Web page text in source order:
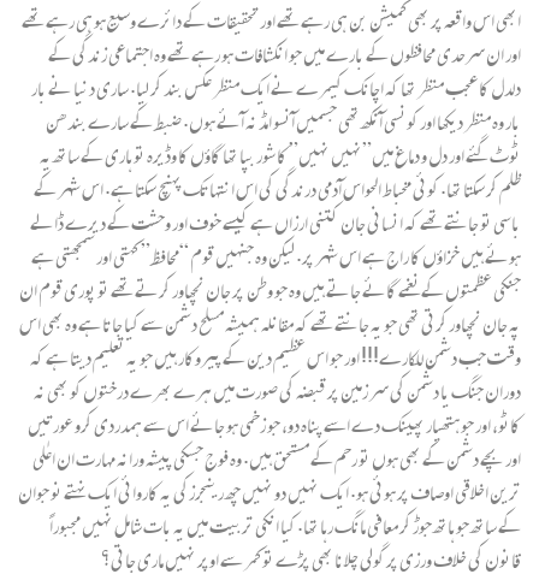
ابھی اس واقعہ پر بھی کمیشن بن ہی رہے تھے اور تحقیقات کے دائرے وسیع ہو ہی رہے تھے
اور ان سرحدی محافظوں کے بارے میں جو انکشافات ہو رہے تھے وہ اجتماعی زندگی کے
دلدل کا عجب منظر تھا کہ اچانک کیمرے نے ایک منظر عکس بند کر لیا. ساری دنیا نے بار
بار وہ منظر دیکھا اور کونسی آنکھ تھی جسمیں آنسو امڈ نہ آئے ہوں. ضبط کے سارے بندھن
ٹوٹ گئے اور دل و دماغ میں”نہیں نہیں” کا شور بپا تھا گاؤں کا وڈیرہ تو ہاری کے ساتھ یہ
ظلم کر سکتا تھا. کوئی مخباط الحواس آدمی درندگی کی اس انتہا تک پہنچ سکتا ہے. اس شہر کے
باسی تو جانتے تھے کہ انسانی جان کتنی ارزاں ہے کیسے خوف اور وحشت کے دیرے ڈالے
ہوئے ہیں خزاؤں کا راج ہے اس شہر پر. لیکن وہ جنہیں قوم “محافظ” کہتی اور سمجھتی ہے
جنکی عظمتوں کے نغمے گائے جاتے ہیں وہ جو وطن پر جان نچھاور کرتے تھے تو پوری قوم ان
پہ جان نچھاور کرتی تھی جو یہ جانتے تھے کہ مقانلہ ہمیشہ مسلح دشمن سے کیا جاتا ہے وہ بھی اس
وقت جب دشمن للکارے!!! اور جو اس عظیم دین کے پیروکار ہیں جو یہ تعلیم دیتا ہے کہ
دوران جنگ یا دشمن کی سر زمین پر قبضہ کی صورت میں ہرے بھرے درختوں کو بھی نہ
کاٹو، اور جو ہتھیار پھینک دے اسے پناہ دو، جو زخمی ہو جائے اس سے ہمدردی کرو عورتیں
اور بچے دشمن کے بھی ہوں تو رحم کے مستحق ہیں. وہ فوج جسکی پیشہ ورانہ مہارت ان اعلٰی
ترین اخلاقی اوصاف پر ہوئی ہو. ایک نہیں دو نہیں چھ رینجرزکی یہ کاروائی ایک نہتے نو جوان
کے ساتھ جو ہاتھ جوڑ کر معافی مانگ رہا تھا. کیا انکی تربیت میں یہ بات شامل نہیں مجبوراً
قانون کی خلاف ورزی پر گولی چلانا بھی پڑے تو کمر سے اوپر نہیں ماری جاتی؟